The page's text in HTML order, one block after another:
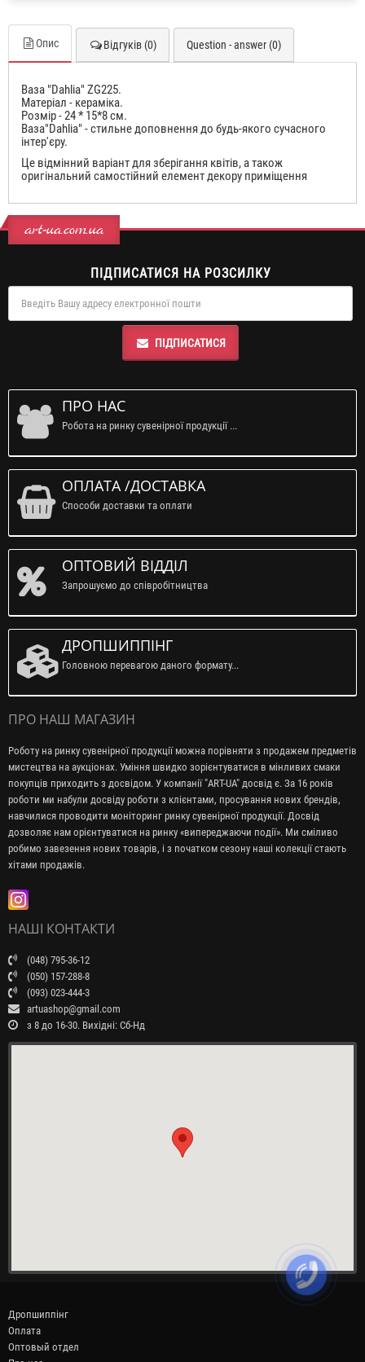
Опис Відгуків (0) Question - answer (0)
Ваза "Dahlia" ZG225.
Матеріал - кераміка.
Розмір - 24 * 15*8 см.
Ваза"Dahlia" - стильне доповнення до будь-якого сучасного
інтер'єру.
Це відмінний варіант для зберігання квітів, а також
оригінальний самостійний елемент декору приміщення
art-ua.com.ua
ПІДПИСАТИСЯ НА РОЗСИЛКУ
ПІДПИСАТИСЯ
ПРО НАС
Робота на ринку сувенірної продукції ...
ОПЛАТА /ДОСТАВКА
Способи доставки та оплати
ОПТОВИЙ ВІДДІЛ
Запрошуємо до співробітництва
ДРОПШИППІНГ
Головною перевагою даного формату...
ПРО НАШ МАГАЗИН
Роботу на ринку сувенірної продукції можна порівняти з продажем предметів
мистецтва на аукціонах. Уміння швидко зорієнтуватися в мінливих смаки
покупців приходить з досвідом. У компанії "ART-UA" досвід є. За 16 років
роботи ми набули досвіду роботи з клієнтами, просування нових брендів,
навчилися проводити моніторинг ринку сувенірної продукції. Досвід
дозволяє нам орієнтуватися на ринку «випереджаючи події». Ми сміливо
робимо завезення нових товарів, і з початком сезону наші колекції стають
хітами продажів.
НАШІ КОНТАКТИ
(048) 795-36-12
(050) 157-288-8
(093) 023-444-3
artuashop@gmail.com
з 8 до 16-30. Вихідні: Сб-Нд
Дропшиппінг
Оплата
Оптовый отдел